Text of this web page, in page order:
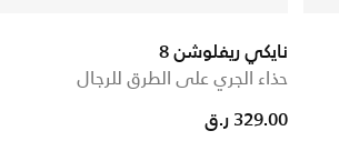
نايكي ريفلوشن 8
حذاء الجري على الطرق للرجال
329.00 ر.ق